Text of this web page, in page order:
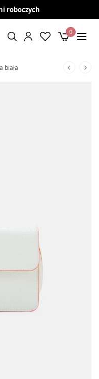
roboczych
0
biała